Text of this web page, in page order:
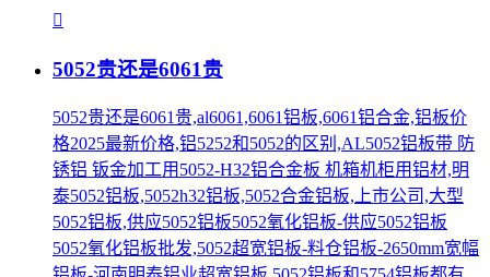
5052贵还是6061贵
5052贵还是6061贵,al6061,6061铝板,6061铝合金,铝板价
格2025最新价格,铝5252和5052的区别,AL5052铝板带 防
锈铝 钣金加工用5052-H32铝合金板 机箱机柜用铝材,明
泰5052铝板,5052h32铝板,5052合金铝板,上市公司,大型
5052铝板,供应5052铝板5052氧化铝板-供应5052铝板
5052氧化铝板批发,5052超宽铝板-料仓铝板-2650mm宽幅